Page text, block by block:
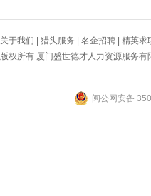
关于我们 猎头服务 名企招聘
精英求
版权所有 厦门盛世德才人力资源服务
闽公网安备